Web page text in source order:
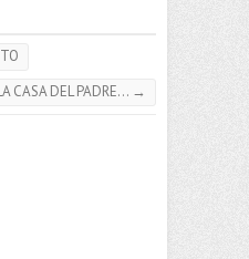
CASA DEL PADRE… →